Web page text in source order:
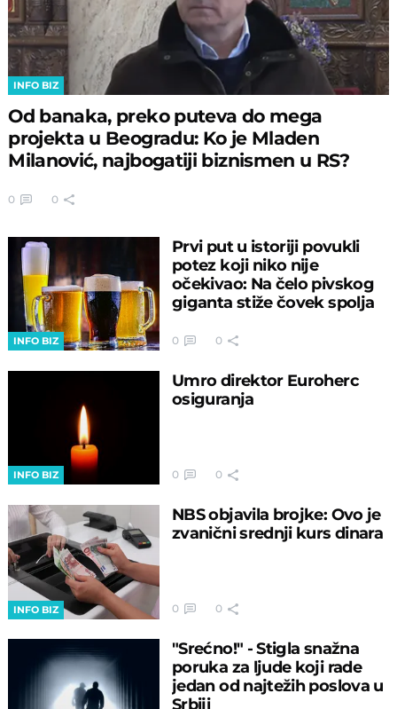
INFO BIZ
Od banaka, preko puteva do mega
projekta u Beogradu: Ko je Mladen
Milanović, najbogatiji biznismen u RS?
0 0
INFO BIZ
Prvi put u istoriji povukli
potez koji niko nije
očekivao: Na čelo pivskog
giganta stiže čovek spolja
0 0
INFO BIZ
Umro direktor Euroherc
osiguranja
0 0
INFO BIZ
NBS objavila brojke: Ovo je
zvanični srednji kurs dinara
0 0
"Srećno!" - Stigla snažna
poruka za ljude koji rade
jedan od najtežih poslova u
Srbiji